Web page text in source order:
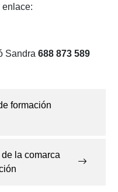
enlace:
Sandra 688 873 589
formación
la comarca